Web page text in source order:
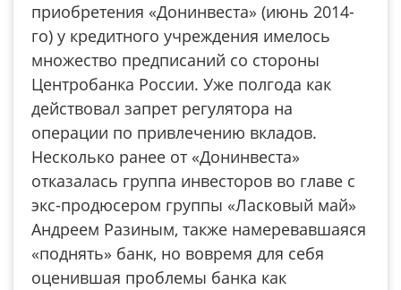
приобретения «Донинвеста» (июнь 2014-
го) у кредитного учреждения имелось
множество предписаний со стороны
Центробанка России. Уже полгода как
действовал запрет регулятора на
операции по привлечению вкладов.
Несколько ранее от «Донинвеста»
отказалась группа инвесторов во главе с
экс-продюсером группы «Ласковый май»
Андреем Разиным, также намеревавшаяся
«поднять» банк, но вовремя для себя
оценившая проблемы банка как